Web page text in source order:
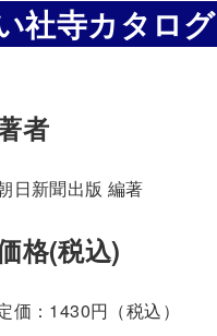
社寺カタログ
者
日新聞出版 編著
格(税込)
価：1430円（税込）